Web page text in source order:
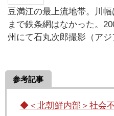
豆満江の最上流地帯。川
まで鉄条網はなかった。
州にて石丸次郎撮影（アジ
参考記事
◆＜北朝鮮内部＞社会